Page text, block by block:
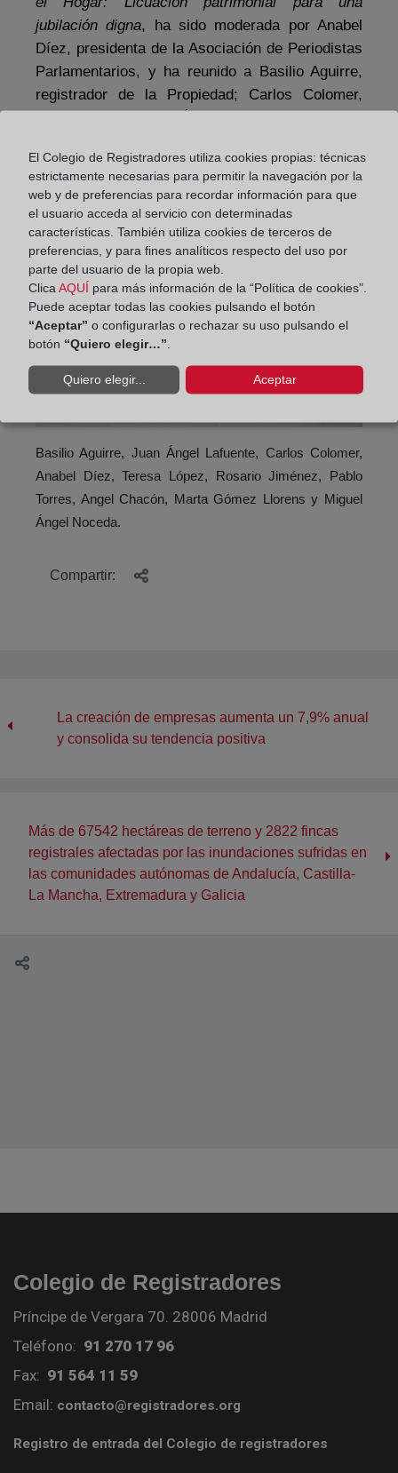
jubilación digna, ha sido moderada por Anabel
Díez, presidenta de la Asociación de Periodistas
Parlamentarios, y ha reunido a Basilio Aguirre,
registrador de la Propiedad; Carlos Colomer,
asesor fiscal; y Juan Ángel Lafuente, catedrático
Universitat Jaume I.
Basilio Aguirre, Juan Ángel Lafuente, Carlos Colomer,
Anabel Díez, Teresa López, Rosario Jiménez, Pablo
Torres, Angel Chacón, Marta Gómez Llorens y Miguel
Ángel Noceda.
Compartir:
La creación de empresas aumenta un 7,9% anual
y consolida su tendencia positiva
Más de 67542 hectáreas de terreno y 2822 fincas
registrales afectadas por las inundaciones sufridas en
las comunidades autónomas de Andalucía, Castilla-
La Mancha, Extremadura y Galicia
Colegio de Registradores
Príncipe de Vergara 70. 28006 Madrid
Teléfono: 91 270 17 96
Fax: 91 564 11 59
Email: contacto@registradores.org
Registro de entrada del Colegio de registradores
El Colegio de Registradores utiliza cookies propias: técnicas
estrictamente necesarias para permitir la navegación por la
web y de preferencias para recordar información para que
el usuario acceda al servicio con determinadas
características. También utiliza cookies de terceros de
preferencias, y para fines analíticos respecto del uso por
parte del usuario de la propia web.
Clica AQUÍ para más información de la “Política de cookies”.
Puede aceptar todas las cookies pulsando el botón
“Aceptar” o configurarlas o rechazar su uso pulsando el
botón “Quiero elegir…”
Quiero elegir... Aceptar